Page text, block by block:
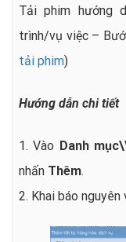
Tải phim hướng
trình/vụ việc –
tải phim)
Hướng dẫn chi tiết
1. Vào Danh
nhấn Thêm.
2. Khai báo nguyên